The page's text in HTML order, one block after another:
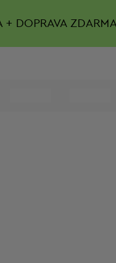
+ DOPRAVA ZDARMA